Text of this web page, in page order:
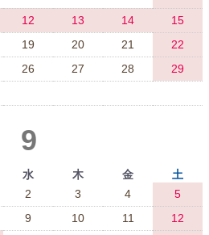
12 13 14
15
19 20 21
22
26 27 28
29
9
水 木 金
土
2 3 4
5
9 10 11
12